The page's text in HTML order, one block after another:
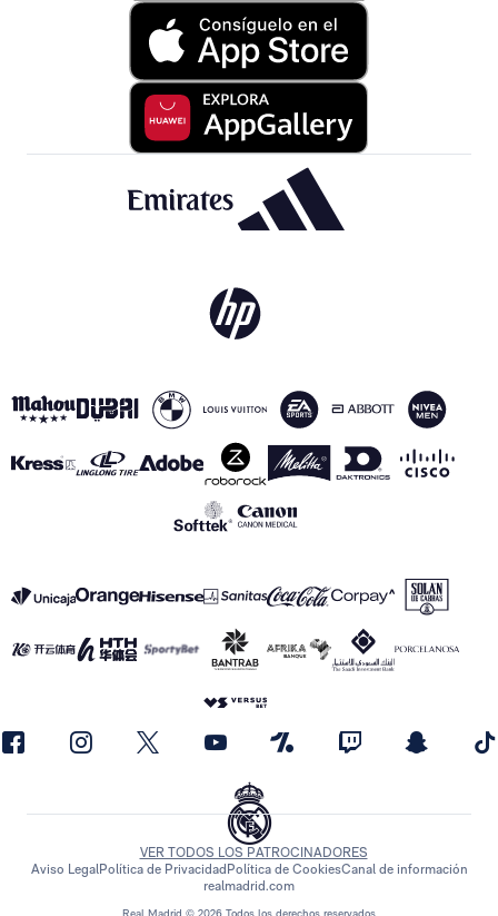
Real Madrid © 2026 Todos los derechos reservados
VER TODOS LOS PATROCINADORES
Aviso LegalPolítica de Privacidad Política de CookiesCanal de información
realmadrid.com